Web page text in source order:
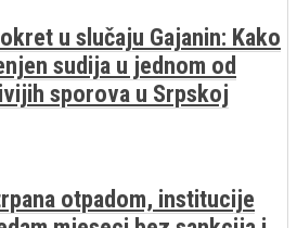
u slučaju Gajanin: Kako
sudija u jednom od
sporova u Srpskoj
otpadom, institucije